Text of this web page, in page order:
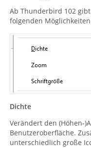
Ab Thunderbird 102
folgenden
Dichte
Verändert den (Höhen-
Benutzeroberfläche.
unterschiedlich große